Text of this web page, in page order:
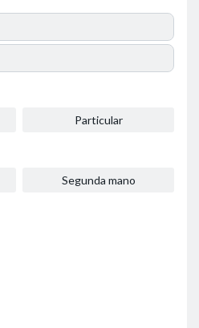
Particular
Segunda mano